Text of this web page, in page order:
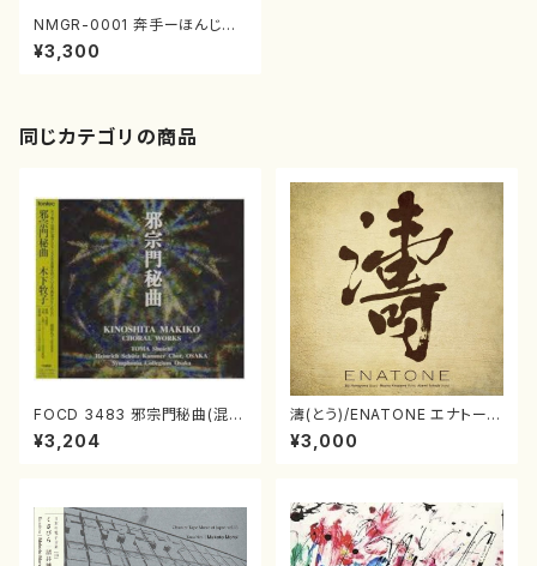
NMGR-0001 奔手ーほんじゅ
ー（三味線、箏/杵屋正邦、沢井
忠夫、玉木宏樹、長澤勝俊、三木
¥3,300
同じカテゴリの商品
FOCD 3483 邪宗門秘曲(混声
合唱/木下牧子/CD)
¥3,204
濤(とう)/ENATONE エナトーネ
(CD)
¥3,000